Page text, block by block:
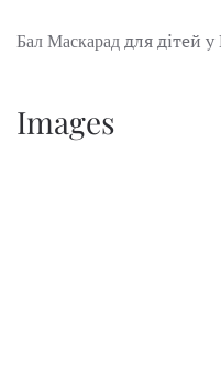
Бал Маскарад для дітей
Images